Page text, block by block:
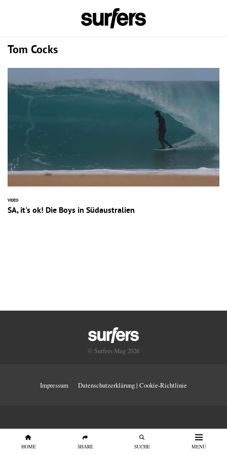
HOME SHARE SUCHE MENÜ
Tom Cocks
VIDEO
SA, it's ok! Die Boys in Südaustralien
© Surfers Mag 2026
Impressum Datenschutzerklärung | Cookie-Richtlinie